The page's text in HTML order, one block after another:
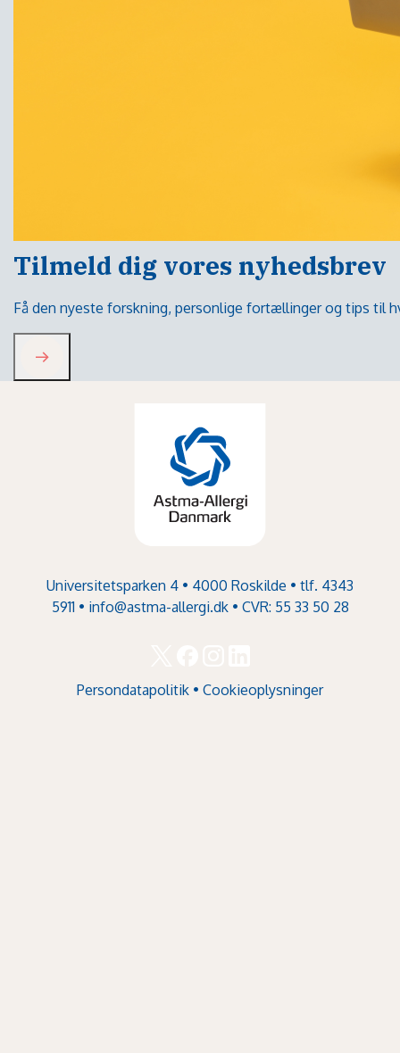
Tilmeld dig vores nyhedsbrev
Få den nyeste forskning, personlige fortællinger og tips til
Universitetsparken 4 • 4000 Roskilde • tlf. 4343
5911 • info@astma-allergi.dk• CVR: 55 33 50 28
Persondatapolitik • Cookieoplysninger